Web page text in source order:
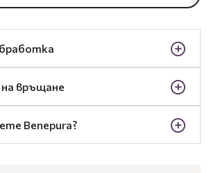
връщане
Benepura?